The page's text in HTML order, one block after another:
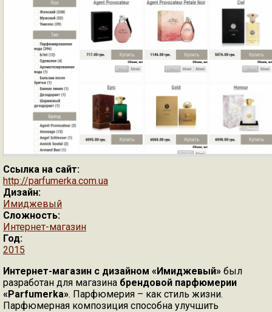
Ссылка на сайт:
http://parfumerka.com.ua
Дизайн:
Имиджевый
Сложность:
Интернет-магазин
Год:
2015
Интернет-магазин с дизайном «Имиджевый» был
разработан для магазина брендовой парфюмерии
«Parfumerka». Парфюмерия – как стиль жизни.
Парфюмерная композиция способна улучшить